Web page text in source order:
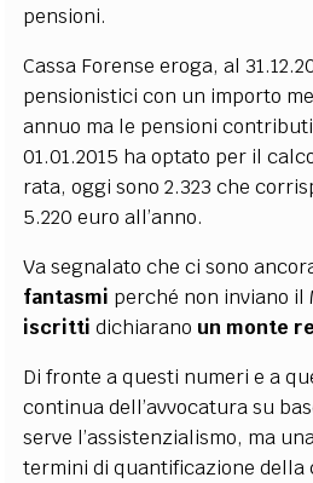
pensioni.
Cassa Forense eroga, al
pensionistici con un importo
annuo ma le pensioni
01.01.2015 ha optato per il
rata, oggi sono 2.323 che
5.220 euro all’anno.
Va segnalato che ci sono
fantasmi perché non inviano il
iscritti dichiarano un monte
Di fronte a questi numeri e a
continua dell’avvocatura su
serve l’assistenzialismo, ma
termini di quantificazione della